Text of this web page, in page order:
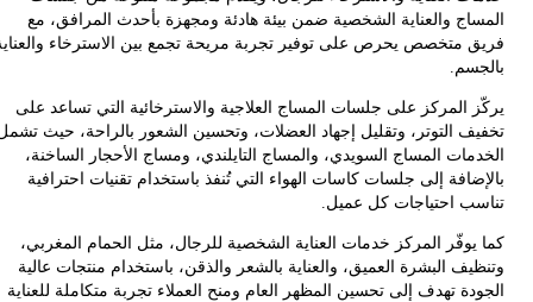
والعناية الشخصية ضمن بيئة هادئة ومجهزة بأحدث المرافق، مع
متخصص يحرص على توفير تجربة مريحة تجمع بين الاسترخاء والعناية
المركز على جلسات المساج العلاجية والاسترخائية التي تساعد على
التوتر، وتقليل إجهاد العضلات، وتحسين الشعور بالراحة، حيث تشمل
المساج السويدي، والمساج التايلندي، ومساج الأحجار الساخنة،
إلى جلسات كاسات الهواء التي تُنفذ باستخدام تقنيات احترافية
احتياجات كل عميل.
المركز خدمات العناية الشخصية للرجال، مثل الحمام المغربي،
البشرة العميق، والعناية بالشعر والذقن، باستخدام منتجات عالية
تهدف إلى تحسين المظهر العام ومنح العملاء تجربة متكاملة للعناية